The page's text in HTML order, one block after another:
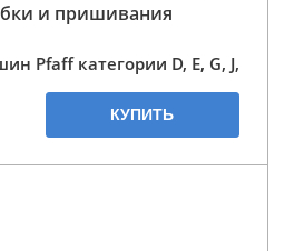
и пришивания
Pfaff категории D, E, G, J,
КУПИТЬ